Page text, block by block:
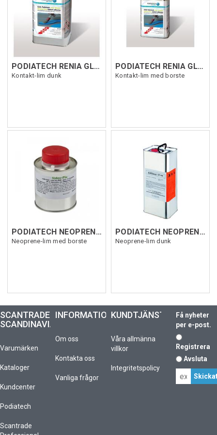
PODIATECH RENIA GLUE 5L
Kontakt-lim dunk
PODIATECH RENIA GLUE 1L
Kontakt-lim med borste
PODIATECH NEOPRENE GLUE 250ml
Neoprene-lim med borste
PODIATECH NEOPRENE GLUE 5L
Neoprene-lim dunk
SCANTRADE
SCANDINAVIA
Varumärken
Kataloger
Kundcenter
Podiatech
Scantrade
INFORMATION
Om oss
Kontakta oss
Vanliga frågor
KUNDTJÄNST
Våra allmänna
villkor
Integritetspolicy
Få nyheter
per e-post.
Registrera
Avsluta